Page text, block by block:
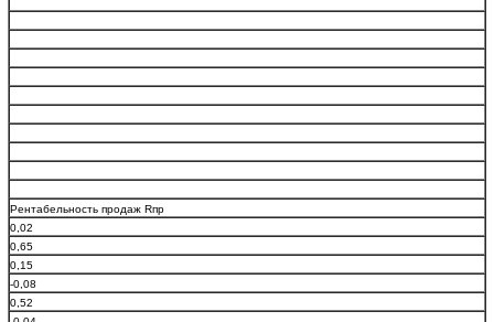
Рентабельность продаж Rпр
0,02
0,65
0,15
-0,08
0,52